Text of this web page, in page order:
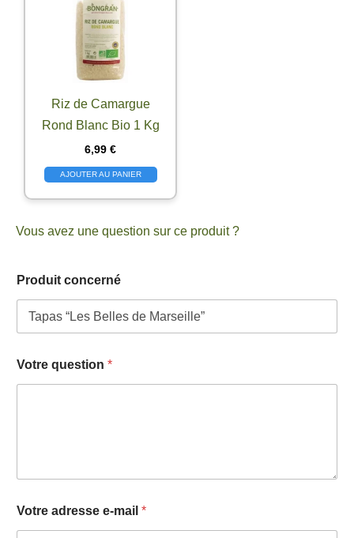
Riz de Camargue
Rond Blanc Bio 1 Kg
6,99 €
AJOUTER AU PANIER
Vous avez une question sur ce produit ?
Produit concerné
*
e
Votre question *
Votre adresse e-mail *